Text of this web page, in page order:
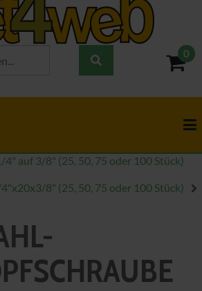
0
-
auf 3/8" (25, 50, 75 oder 100 Stück)
8" (25, 50, 75 oder 100 Stück)